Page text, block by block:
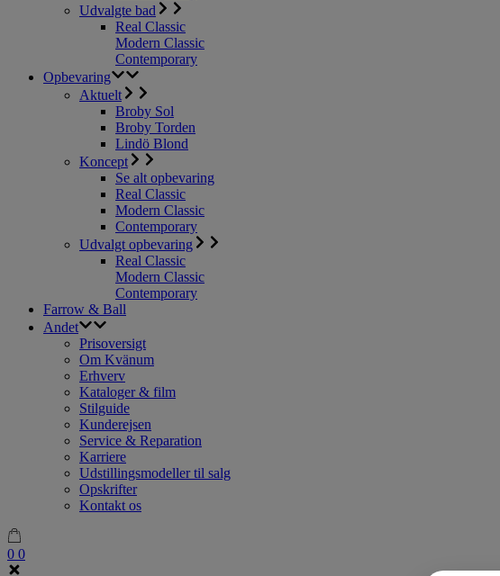
Udvalgte bad
Real Classic
Modern Classic
Contemporary
Opbevaring
Aktuelt
Broby Sol
Broby Torden
Lindö Blond
Koncept
Se alt opbevaring
Real Classic
Modern Classic
Contemporary
Udvalgt opbevaring
Real Classic
Modern Classic
Contemporary
Farrow & Ball
Andet
Prisoversigt
Om Kvänum
Erhverv
Kataloger & film
Stilguide
Kunderejsen
Service & Reparation
Karriere
Udstillingsmodeller til salg
Opskrifter
Kontakt os
0 0